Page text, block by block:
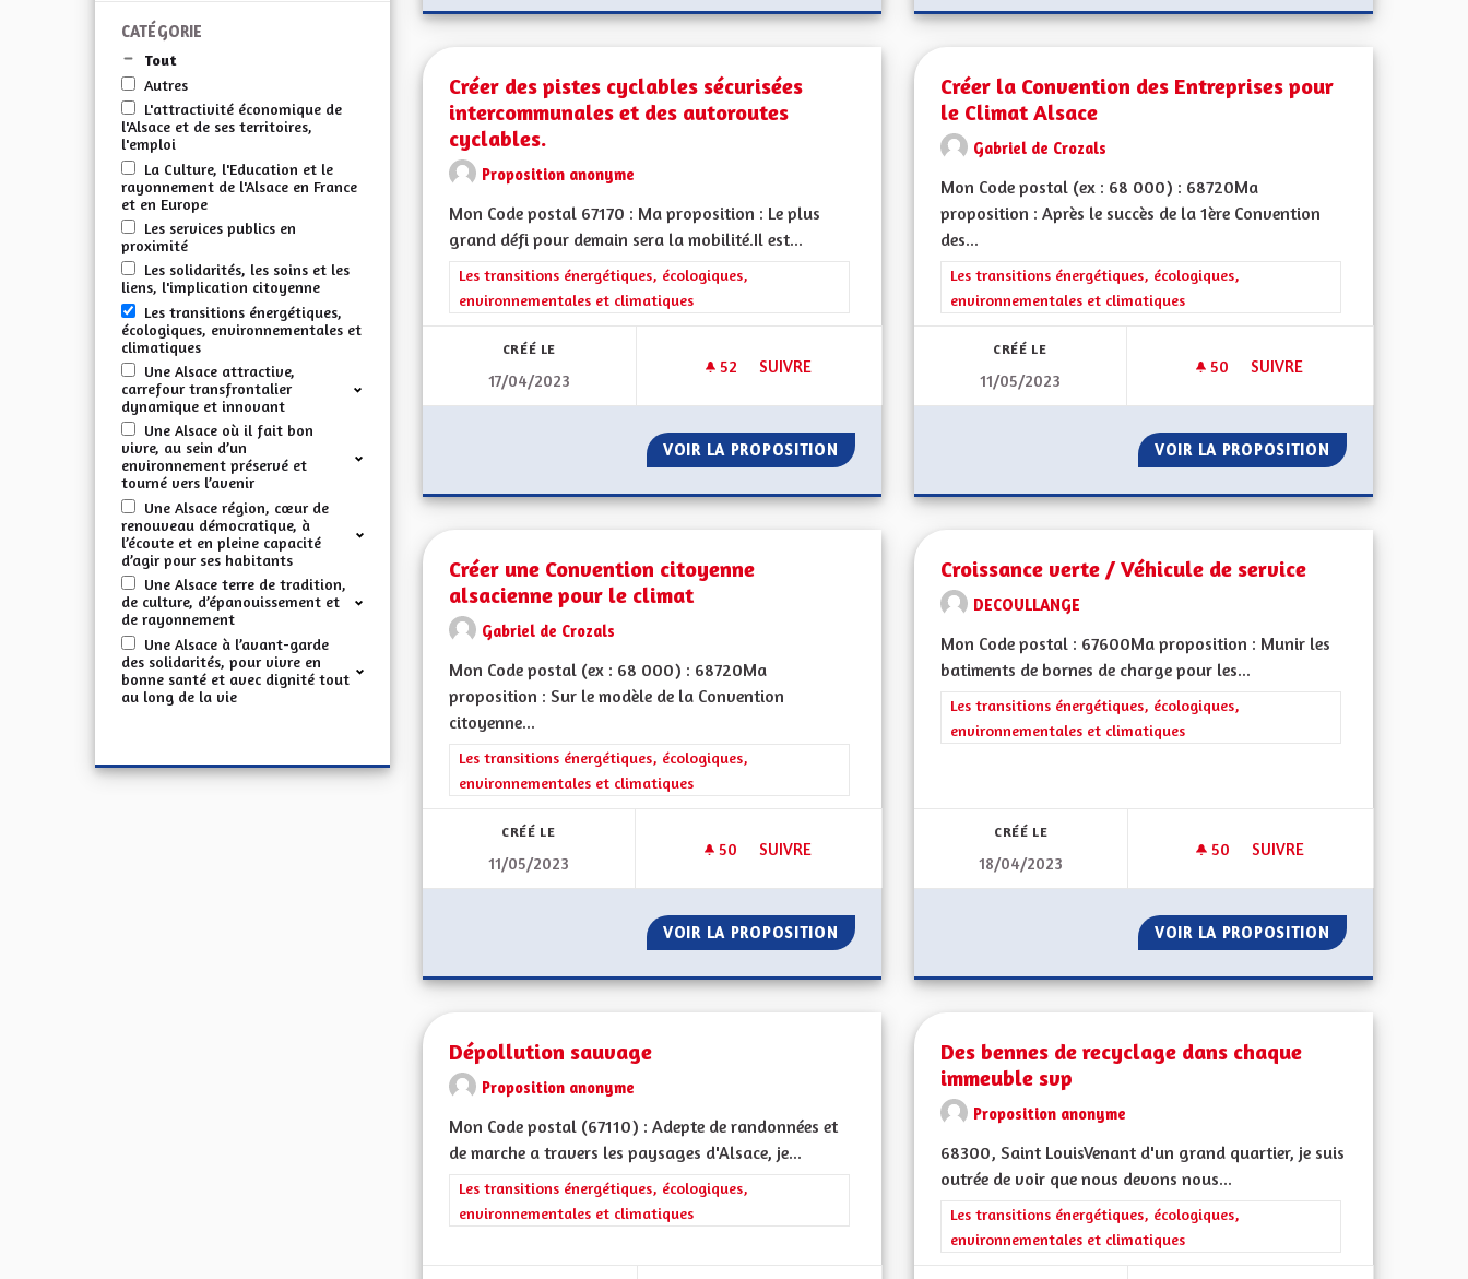
CATÉGORIE
Tout
Autres
L'attractivité économique de
l'Alsace et de ses territoires,
l'emploi
La Culture, l'Education et le
rayonnement de l'Alsace en France
et en Europe
Les services publics en
proximité
Les solidarités, les soins et les
liens, l'implication citoyenne
Les transitions énergétiques,
écologiques, environnementales et
climatiques
Une Alsace attractive,
carrefour transfrontalier
dynamique et innovant
Une Alsace où il fait bon
vivre, au sein d’un
environnement préservé et
tourné vers l’avenir
Une Alsace région, cœur de
renouveau démocratique, à
l’écoute et en pleine capacité
d’agir pour ses habitants
Une Alsace terre de tradition,
de culture, d’épanouissement et
de rayonnement
Une Alsace à l’avant-garde
des solidarités, pour vivre en
bonne santé et avec dignité tout
au long de la vie
Créer des pistes cyclables sécurisées
intercommunales et des autoroutes
cyclables.
Proposition anonyme
Mon Code postal 67170 : Ma proposition : Le plus
grand défi pour demain sera la mobilité.Il est...
Filtrer les résultats de la catégorie : Les transitions énergétiques, écologiques, environnementales et climatiques
Les transitions énergétiques, écologiques,
environnementales et climatiques
CRÉÉ LE
17/04/2023
52 52 ABONNÉS
SUIVRE
CRÉER DES PISTES CYCLABLES SÉCURISÉES INTERCOMMUNALES ET DES AUTOROUTES CYCLABLES.
VOIR LA PROPOSITION CRÉER DES PISTES CYCLABLES SÉCURISÉES INTERCOMMUNALES ET DES
Créer la Convention des Entreprises pour
le Climat Alsace
Gabriel de Crozals
Mon Code postal (ex : 68 000) : 68720Ma
proposition : Après le succès de la 1ère Convention
des...
Filtrer les résultats de la catégorie : Les transitions énergétiques,
Les transitions énergétiques, écologiques,
environnementales et climatiques
CRÉÉ LE
11/05/2023
50 50 ABONNÉS
SUIVRE
VOIR LA PROPOSITION CRÉER LA
Créer une Convention citoyenne
alsacienne pour le climat
Gabriel de Crozals
Mon Code postal (ex : 68 000) : 68720Ma
proposition : Sur le modèle de la Convention
citoyenne...
Filtrer les résultats de la catégorie : Les transitions énergétiques, écologiques, environnementales et climatiques
Les transitions énergétiques, écologiques,
environnementales et climatiques
CRÉÉ LE
11/05/2023
50 50 ABONNÉS
SUIVRE
CRÉER UNE CONVENTION CITOYENNE ALSACIENNE POUR LE CLIMAT
VOIR LA PROPOSITION CRÉER UNE CONVENTION CITOYENNE ALSACIENNE POUR LE CLIMAT
Croissance verte / Véhicule de service
DECOULLANGE
Mon Code postal : 67600Ma proposition : Munir les
batiments de bornes de charge pour les...
Filtrer les résultats de la catégorie : Les transitions énergétiques,
Les transitions énergétiques, écologiques,
environnementales et climatiques
CRÉÉ LE
18/04/2023
50 50 ABONNÉS
SUIVRE
VOIR LA PROPOSITION CROISSANCE
Dépollution sauvage
Proposition anonyme
Mon Code postal (67110) : Adepte de randonnées et
de marche a travers les paysages d'Alsace, je...
Filtrer les résultats de la catégorie : Les transitions énergétiques, écologiques, environnementales et climatiques
Les transitions énergétiques, écologiques,
environnementales et climatiques
Des bennes de recyclage dans chaque
immeuble svp
Proposition anonyme
68300, Saint LouisVenant d'un grand quartier, je suis
outrée de voir que nous devons nous...
Filtrer les résultats de la catégorie : Les transitions énergétiques,
Les transitions énergétiques, écologiques,
environnementales et climatiques